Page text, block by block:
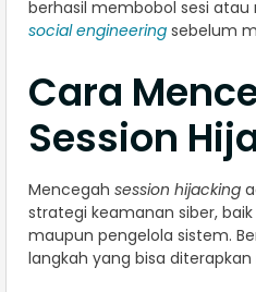
berhasil membobol sesi
social engineering sebelum
Cara
Session
Mencegah session hijacking
strategi keamanan siber,
maupun pengelola sistem.
langkah yang bisa